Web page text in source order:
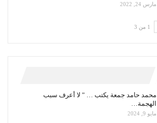
مارس 24, 2022
1 من 3
محمد حامد جمعة يكتب … ” لا أعرف سبب
الهجمة…
مايو 9, 2024